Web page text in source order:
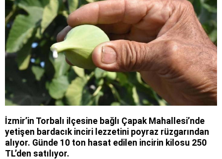
İzmir’in Torbalı ilçesine bağlı Çapak Mahallesi’nde
yetişen bardacık inciri lezzetini poyraz rüzgarından
alıyor. Günde 10 ton hasat edilen incirin kilosu 250
TL’den satılıyor.